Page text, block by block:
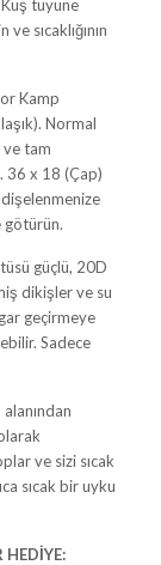
tüyüne
sıcaklığının
Kamp
Normal
tam
36 x 18 (Çap)
götürün.
güçlü, 20D
dikişler ve su
geçirmeye
Sadece
ve sizi sıcak
sıcak bir uyku
HEDİYE: